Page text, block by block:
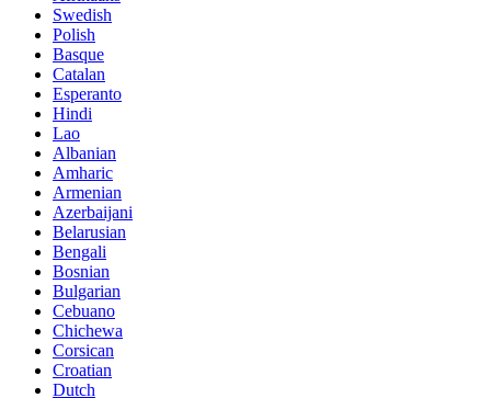
Swedish
Polish
Basque
Catalan
Esperanto
Hindi
Lao
Albanian
Amharic
Armenian
Azerbaijani
Belarusian
Bengali
Bosnian
Bulgarian
Cebuano
Chichewa
Corsican
Croatian
Dutch